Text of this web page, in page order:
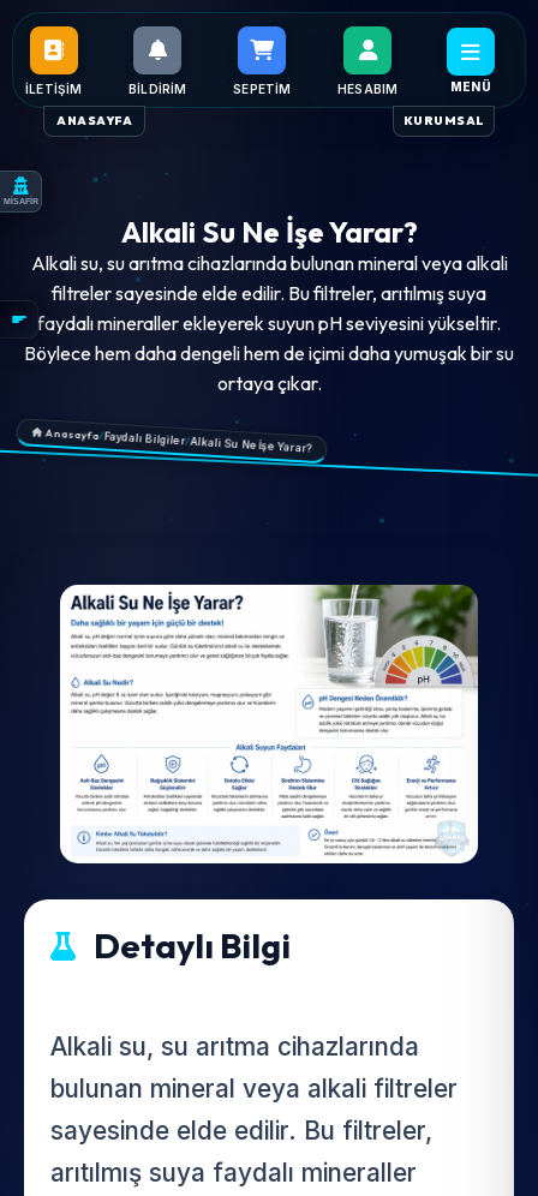
ANASAYFA KURUMSAL
İLETIŞIM BILDIRIM SEPETIM HESABIM MENÜ
Alkali Su Ne İşe Yarar?
Alkali su, su arıtma cihazlarında bulunan mineral veya alkali
filtreler sayesinde elde edilir. Bu filtreler, arıtılmış suya
faydalı mineraller ekleyerek suyun pH seviyesini yükseltir.
Böylece hem daha dengeli hem de içimi daha yumuşak bir su
ortaya çıkar.
Anasayfa/Faydalı Bilgiler/Alkali Su Ne İşe Yarar?
Detaylı Bilgi
Alkali su, su arıtma cihazlarında
bulunan mineral veya alkali filtreler
sayesinde elde edilir. Bu filtreler,
arıtılmış suya faydalı mineraller
MİSAFİR